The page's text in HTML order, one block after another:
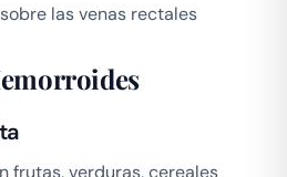
las venas rectales
frutas, verduras, cereales